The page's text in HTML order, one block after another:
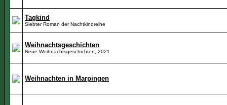
Tagkind
Siebter Roman der Nachtkindreihe
Weihnachtsgeschichten
Neue Weihnachtsgeschichten, 2021
Weihnachten in Marpingen